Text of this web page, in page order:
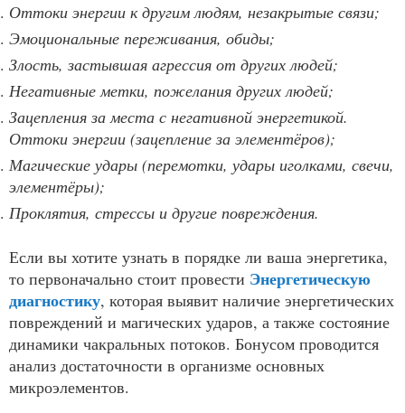
Оттоки энергии к другим людям, незакрытые связи;
Эмоциональные переживания, обиды;
Злость, застывшая агрессия от других людей;
Негативные метки, пожелания других людей;
Зацепления за места с негативной энергетикой.
Оттоки энергии (зацепление за элементёров);
Магические удары (перемотки, удары иголками, свечи,
элементёры);
Проклятия, стрессы и другие повреждения.
Если вы хотите узнать в порядке ли ваша энергетика,
то первоначально стоит провести Энергетическую
диагностику, которая выявит наличие энергетических
повреждений и магических ударов, а также состояние
динамики чакральных потоков. Бонусом проводится
анализ достаточности в организме основных
микроэлементов.